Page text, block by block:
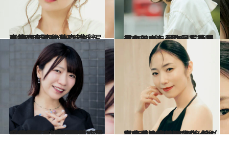
2026.5.20
【続きを読む】≪デビュー25周年≫後藤真希（40）が明かす“人生計画“〈アラフォー“大胆“写真集は大ヒット〉
ライフスタイル 2026.4.4
アンジュルム時代「二度目のうつを発症し、絶望の中にいた」和田彩花（31）が、「アイドルをやっていてよかった」と思えるまで
カルチャー
2026.3.7
【サブスク解禁！】『LOVEマシーン』『恋愛レボリューション21』もいいけれど…無類のハロプロヲタク“でか美ちゃん”が選ぶ、今こそ聞くべき15曲
カルチャー 2026.5.15
自分の二の腕、背中に衝撃を受け…40代でダイエットを決意したMEGUMI（44）が、美しく痩せるために“取り組んだこと”《逆効果だったダイエット法は？》
ビューティ＆ヘルス